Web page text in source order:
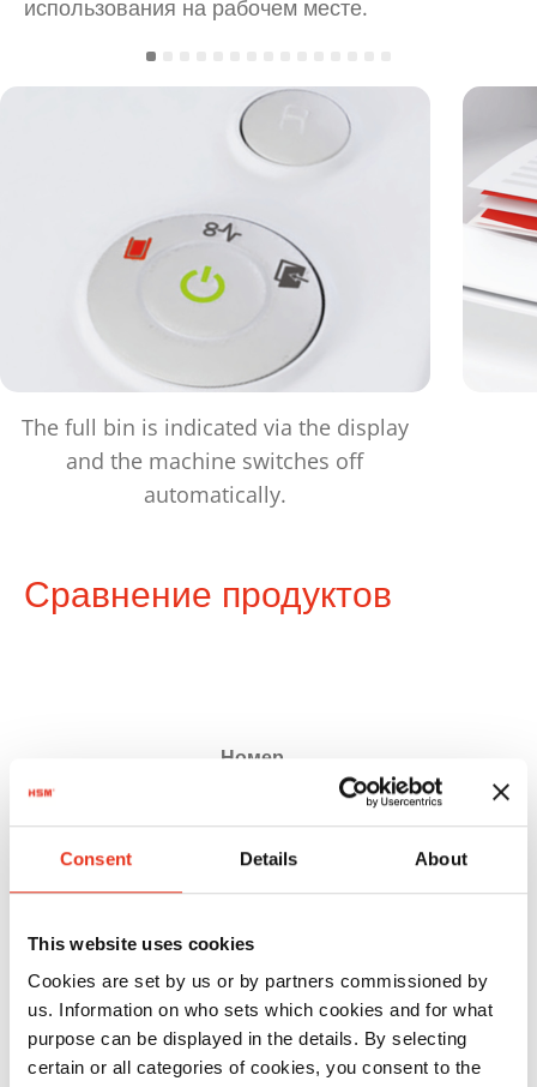
Consent Details About
This website uses cookies
Cookies are set by us or by partners commissioned by
us. Information on who sets which cookies and for what
purpose can be displayed in the details. By selecting
certain or all categories of cookies, you consent to the
использования на рабочем месте.
The full bin is indicated via the display
and the machine switches off
automatically.
Сравнение продуктов
Номер
EAN:
HSM
30 mm